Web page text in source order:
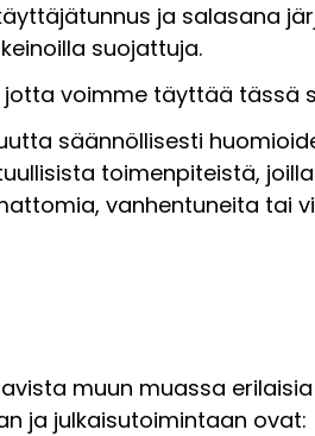
ja salasana
suojattuja.
voimme täyttää tässä
säännöllisesti
toimenpiteistä,
vanhentuneita tai
muun muassa
ja julkaisutoimintaan ovat: